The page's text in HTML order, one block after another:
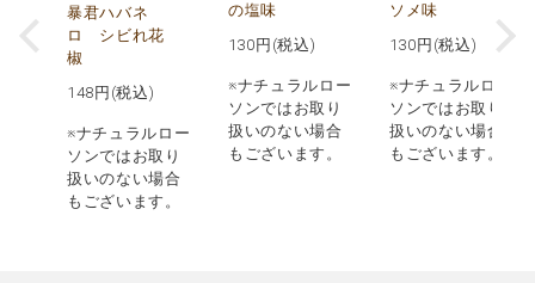
暴君ハバネ
ロ シビれ花
椒
148 円(税込)
※ナチュラルロー
ソンではお取り
扱いのない場合
もございます。
の塩味
130 円(税込)
※ナチュラルロー
ソンではお取り
扱いのない場合
もございます。
ソメ味
130 円(税込)
※ナチュラルロー
ソンではお取り
扱いのない場合
もございます。